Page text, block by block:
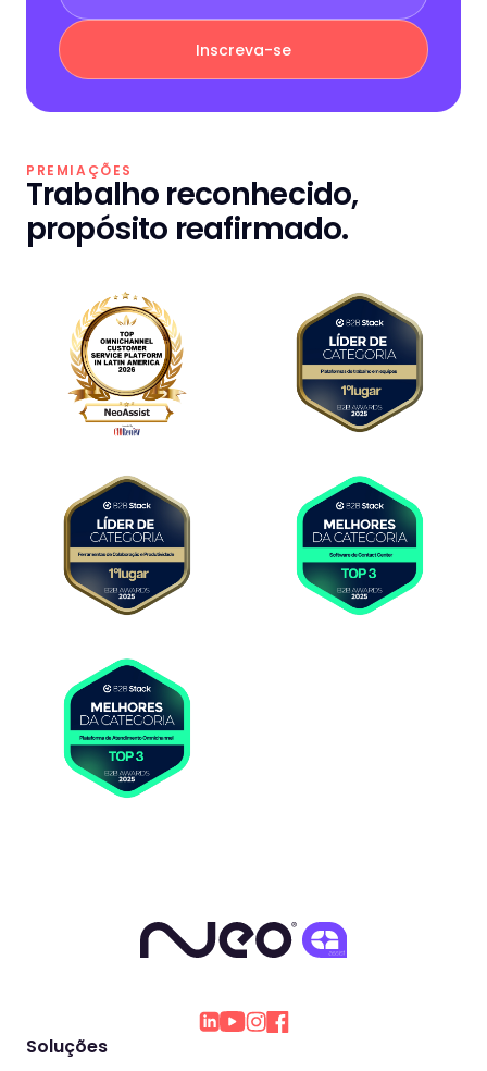
PREMIAÇÕES
Trabalho reconhecido,
propósito reafirmado.
Soluções